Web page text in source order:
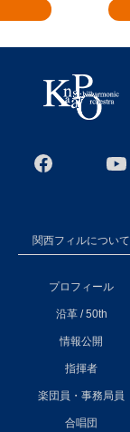
関西フィルについて
プロフィール
沿革 / 50th
情報公開
指揮者
楽団員・事務局員
合唱団